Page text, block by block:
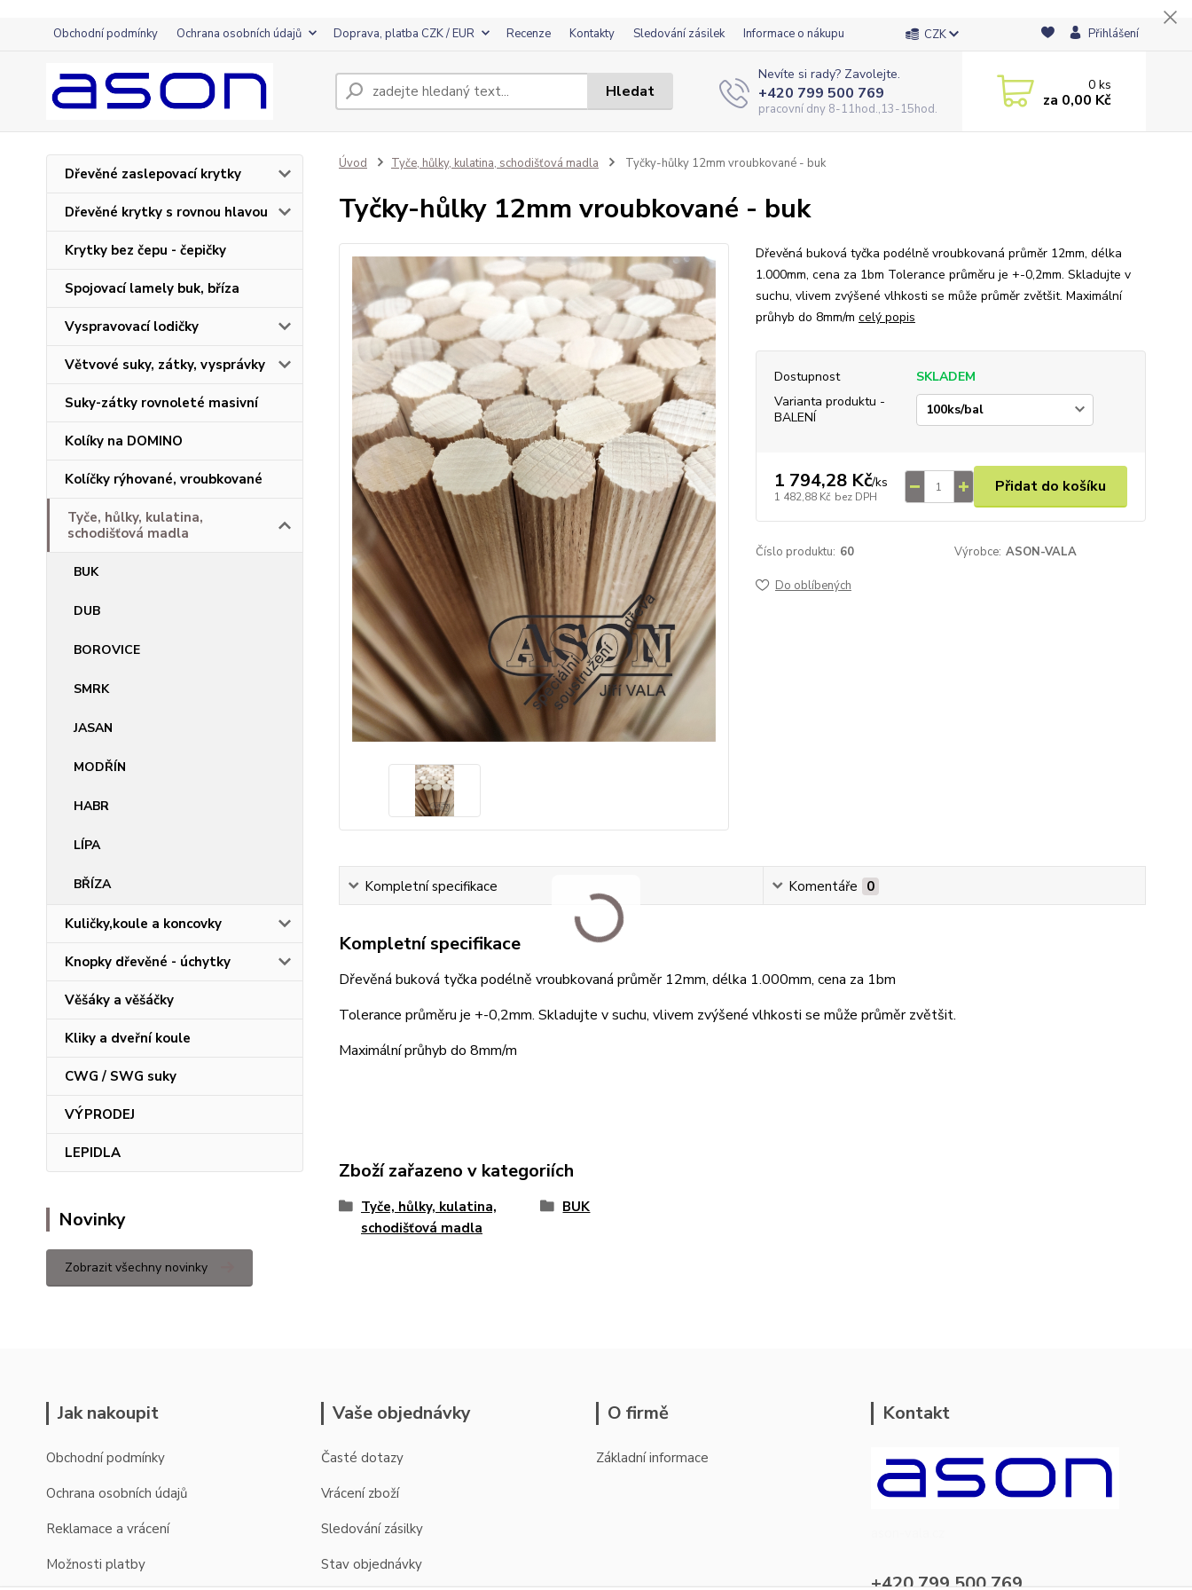
Obchodní podmínky Ochrana osobních údajů Doprava, platba CZK / EUR Recenze Kontakty Sledování zásilek Informace o nákupu CZK Přihlášení
Hledat
Nevíte si rady? Zavolejte.
+420 799 500 769
pracovní dny 8-11hod.,13-15hod.
0ks
za 0,00 Kč
Dřevěné zaslepovací krytky
Dřevěné krytky s rovnou hlavou
Krytky bez čepu - čepičky
Spojovací lamely buk, bříza
Vyspravovací lodičky
Větvové suky, zátky, vysprávky
Suky-zátky rovnoleté masivní
Kolíky na DOMINO
Kolíčky rýhované, vroubkované
Tyče, hůlky, kulatina,
schodišťová madla
BUK
DUB
BOROVICE
SMRK
JASAN
MODŘÍN
HABR
LÍPA
BŘÍZA
Kuličky,koule a koncovky
Knopky dřevěné - úchytky
Věšáky a věšáčky
Kliky a dveřní koule
CWG / SWG suky
VÝPRODEJ
LEPIDLA
Novinky
Zobrazit všechny novinky
Úvod Tyče, hůlky, kulatina, schodišťová madla Tyčky-hůlky 12mm vroubkované - buk
Tyčky-hůlky 12mm vroubkované - buk
Dřevěná buková tyčka podélně vroubkovaná průměr 12mm, délka
1.000mm, cena za 1bm Tolerance průměru je +-0,2mm. Skladujte v
suchu, vlivem zvýšené vlhkosti se může průměr zvětšit. Maximální
průhyb do 8mm/m celý popis
Dostupnost
SKLADEM
Varianta produktu -
BALENÍ
1 794,28 Kč/ks
1 482,88 Kč bez DPH
Přidat do košíku
Číslo produktu: 60 Výrobce: ASON-VALA
Do oblíbených
Kompletní specifikace Komentáře 0
Kompletní specifikace
Dřevěná buková tyčka podélně vroubkovaná průměr 12mm, délka 1.000mm, cena za 1bm
Tolerance průměru je +-0,2mm. Skladujte v suchu, vlivem zvýšené vlhkosti se může průměr zvětšit.
Maximální průhyb do 8mm/m
Zboží zařazeno v kategoriích
Tyče, hůlky, kulatina,
schodišťová madla
BUK
Jak nakoupit
Obchodní podmínky
Ochrana osobních údajů
Reklamace a vrácení
Možnosti platby
Vaše objednávky
Časté dotazy
Vrácení zboží
Sledování zásilky
Stav objednávky
O firmě
Základní informace
Kontakt
+420 799 500 769